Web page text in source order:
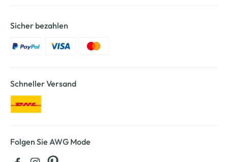
Sicher bezahlen
Schneller Versand
Folgen Sie AWG Mode